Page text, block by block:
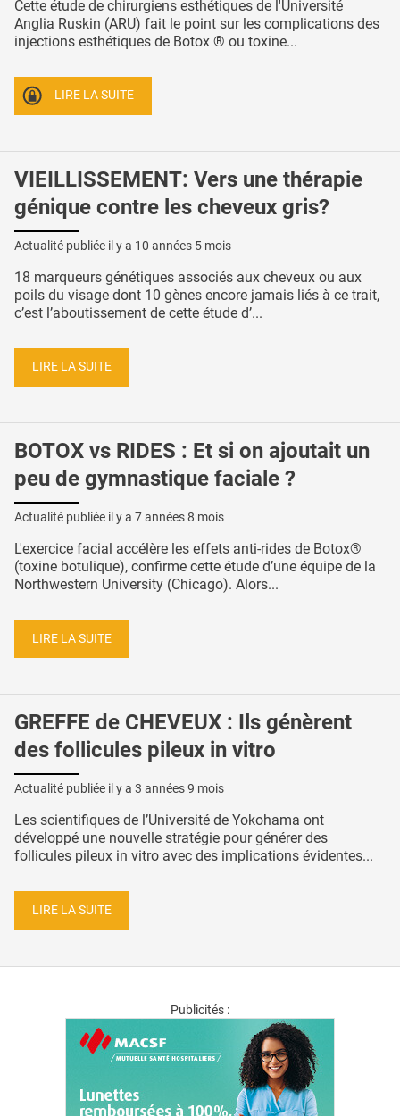
Cette étude de chirurgiens esthétiques de l'Université
Anglia Ruskin (ARU) fait le point sur les complications des
injections esthétiques de Botox ® ou toxine...
LIRE LA SUITE
VIEILLISSEMENT: Vers une thérapie
génique contre les cheveux gris?
Actualité publiée il y a 10 années 5 mois
18 marqueurs génétiques associés aux cheveux ou aux
poils du visage dont 10 gènes encore jamais liés à ce trait,
c’est l’aboutissement de cette étude d’...
LIRE LA SUITE
BOTOX vs RIDES : Et si on ajoutait un
peu de gymnastique faciale ?
Actualité publiée il y a 7 années 8 mois
L'exercice facial accélère les effets anti-rides de Botox®
(toxine botulique), confirme cette étude d’une équipe de la
Northwestern University (Chicago). Alors...
LIRE LA SUITE
GREFFE de CHEVEUX : Ils génèrent
des follicules pileux in vitro
Actualité publiée il y a 3 années 9 mois
Les scientifiques de l’Université de Yokohama ont
développé une nouvelle stratégie pour générer des
follicules pileux in vitro avec des implications évidentes...
LIRE LA SUITE
Publicités :